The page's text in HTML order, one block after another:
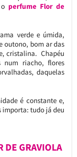
perfume Flor de
verde e úmida,
outono, bom ar das
cristalina. Chapéu
num riacho, flores
daquelas
é constante e,
importa: tudo já deu
DE GRAVIOLA